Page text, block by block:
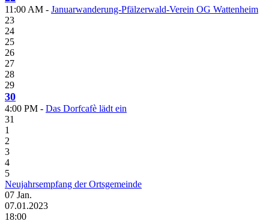
11:00 AM - Januarwanderung-Pfälzerwald-Verein OG Wattenheim
23
24
25
26
27
28
29
30
4:00 PM - Das Dorfcafè lädt ein
31
1
2
3
4
5
Neujahrsempfang der Ortsgemeinde
07 Jan.
07.01.2023
18:00